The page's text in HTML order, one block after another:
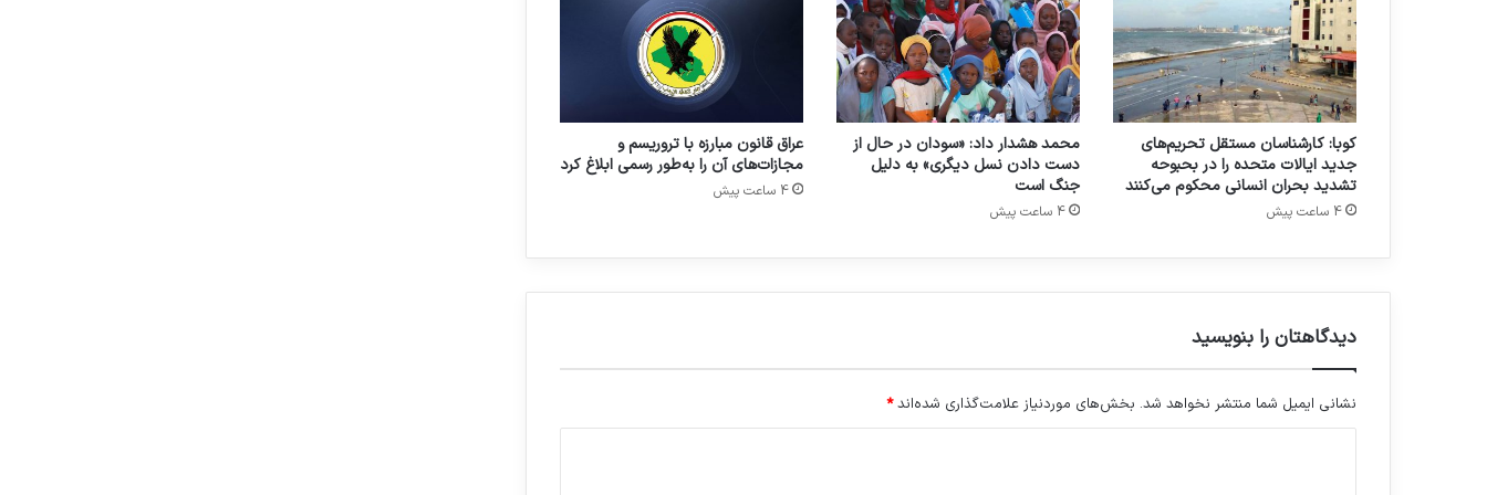
افریقا بهره می برند
کوبا: کارشناسان مستقل تحریم‌های
جدید ایالات متحده را در بحبوحه
تشدید بحران انسانی محکوم می‌کنند
4 ساعت پیش
محمد هشدار داد: «سودان در حال از
دست دادن نسل دیگری» به دلیل
جنگ است
4 ساعت پیش
عراق قانون مبارزه با تروریسم و
مجازات‌های آن را به‌طور رسمی ابلاغ کرد
4 ساعت پیش
دیدگاهتان را بنویسید
نشانی ایمیل شما منتشر نخواهد شد. بخش‌های موردنیاز علامت‌گذاری شده‌اند*